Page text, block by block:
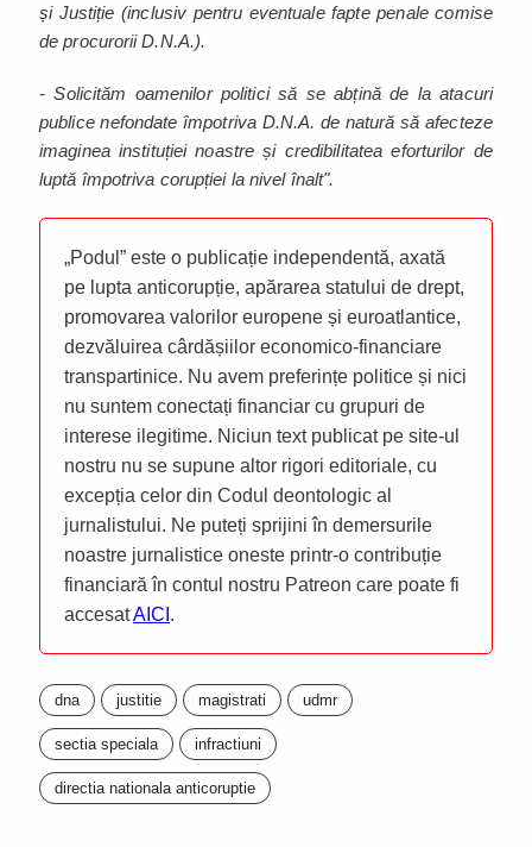
și Justiție (inclusiv pentru eventuale fapte penale comise
de procurorii D.N.A.).
- Solicităm oamenilor politici să se abțină de la atacuri
publice nefondate împotriva D.N.A. de natură să afecteze
imaginea instituției noastre și credibilitatea eforturilor de
luptă împotriva corupției la nivel înalt".
„Podul” este o publicație independentă, axată
pe lupta anticorupție, apărarea statului de drept,
promovarea valorilor europene și euroatlantice,
dezvăluirea cârdășiilor economico-financiare
transpartinice. Nu avem preferințe politice și nici
nu suntem conectați financiar cu grupuri de
interese ilegitime. Niciun text publicat pe site-ul
nostru nu se supune altor rigori editoriale, cu
excepția celor din Codul deontologic al
jurnalistului. Ne puteți sprijini în demersurile
noastre jurnalistice oneste printr-o contribuție
financiară în contul nostru Patreon care poate fi
accesatAICI .
dna justitie magistrati udmr
sectia speciala infractiuni
directia nationala anticoruptie